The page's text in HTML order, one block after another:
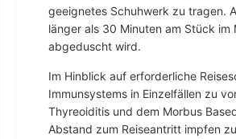
geeignetes Schuhwerk zu tragen.
länger als 30 Minuten am Stück
abgeduscht wird.
Im Hinblick auf erforderliche
Immunsystems in Einzelfällen zu
Thyreoiditis und dem Morbus
Abstand zum Reiseantritt impfen